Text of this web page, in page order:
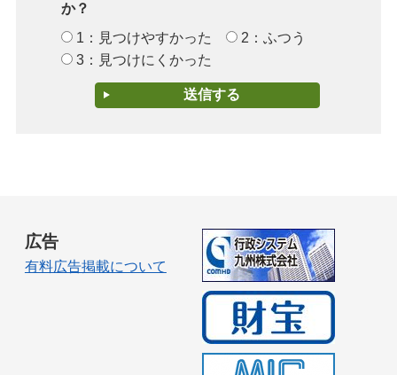
か？
1：見つけやすかった
2：ふつう
3：見つけにくかった
広告
有料広告掲載について